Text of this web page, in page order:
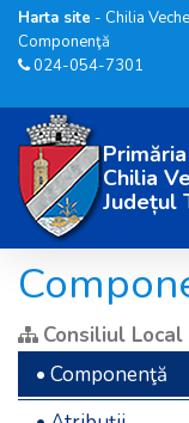
Harta site - Chilia Veche
Componenţă
024-054-7301
Chilia
Județul
Consiliul
• Componenţă